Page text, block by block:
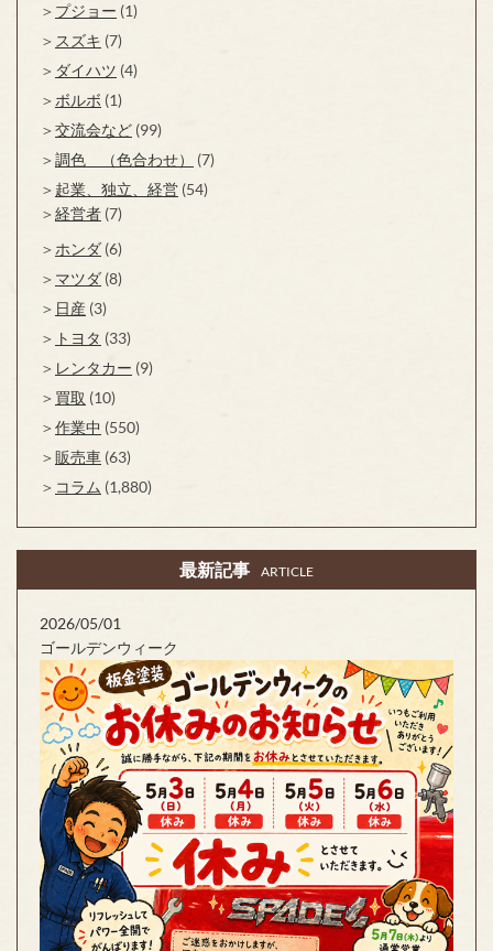
プジョー (1)
スズキ (7)
ダイハツ (4)
ボルボ (1)
交流会など (99)
調色 （色合わせ）
(7)
起業、独立、経営 (54)
経営者 (7)
ホンダ (6)
マツダ (8)
日産 (3)
トヨタ (33)
レンタカー (9)
買取 (10)
作業中 (550)
販売車 (63)
コラム (1,880)
最新記事 ARTICLE
2026/05/01
ゴールデンウィーク